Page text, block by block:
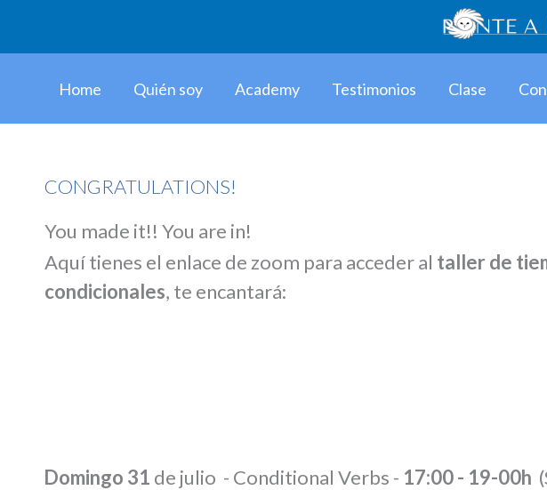
Home Quién soy Academy Testimonios Clase
CONGRATULATIONS!
You made it!! You are in!
Aquí tienes el enlace de zoom para acceder al taller de
condicionales, te encantará:
Domingo 31 de julio - Conditional Verbs - 17:00 - 19-00h